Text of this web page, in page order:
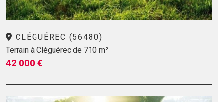
CLÉGUÉREC (56480)
Terrain à Cléguérec de 710 m²
42 000 €